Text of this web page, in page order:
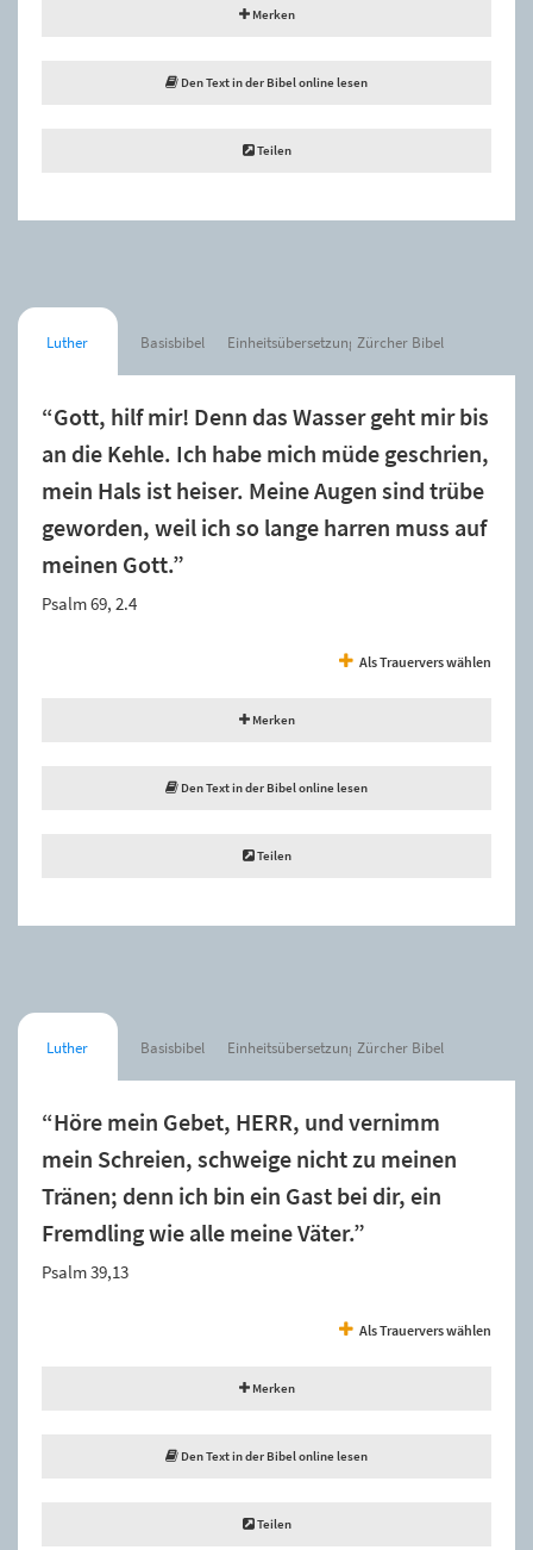
Merken
Den Text in der Bibel online lesen
Teilen
Luther Basisbibel Einheitsübersetzung Zürcher Bibel
“Gott, hilf mir! Denn das Wasser geht mir bis
an die Kehle. Ich habe mich müde geschrien,
mein Hals ist heiser. Meine Augen sind trübe
geworden, weil ich so lange harren muss auf
meinen Gott.”
Psalm 69, 2.4
Als Trauervers wählen
Merken
Den Text in der Bibel online lesen
Teilen
Luther Basisbibel Einheitsübersetzung Zürcher Bibel
“Höre mein Gebet, HERR, und vernimm
mein Schreien, schweige nicht zu meinen
Tränen; denn ich bin ein Gast bei dir, ein
Fremdling wie alle meine Väter.”
Psalm 39,13
Als Trauervers wählen
Merken
Den Text in der Bibel online lesen
Teilen